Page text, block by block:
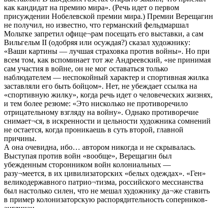
как кандидат на премию мира». (Речь идет о первом
присуждении Нобелевской премии мира.) Премии Верещагин
не получил, но известно, что германский фельдмаршал
Мольтке запретил офице¬рам посещать его выставки, а сам
Вильгельм II (одобряя или осуждая?) сказал художнику:
«Ваши картины — лучшая страховка против войны». Но при
всем том, как вспоминает тот же Андреевский, «не принимая
сам участия в войне, он не мог оставаться только
наблюдателем — неспокойный характер и спортивная жилка
заставляли его быть бойцом». Нет, не убеждает ссылка на
«спортивную жилку», когда речь идет о человеческих жизнях,
и тем более резюме: «Это нисколько не противоречило
отрицательному взгляду на войну». Однако противоречие
снимает¬ся, в искренности и цельности художника сомнений
не остается, когда проникаешь в суть второй, главной
причины.
А она очевидна, ибо… автором никогда и не скрывалась.
Выступая против войн «вообще», Верещагин был
убежденным сторонником войн колониальных —
разу¬меется, в их цивилизаторских «белых одеждах». «Ген»
великодержавного патрио¬тизма, российского мессианства
был настолько силен, что не мешал художнику да¬же ставить
в пример колонизаторскую распорядительность соперников-